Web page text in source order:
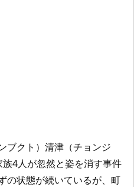
ブクト）清津（チョンジ
4人が忽然と姿を消す事件
の状態が続いているが、町